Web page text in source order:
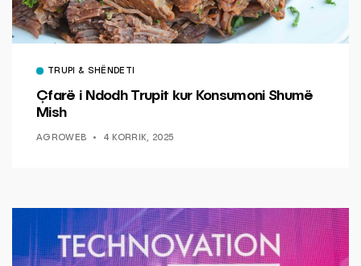
TRUPI & SHËNDETI
Çfarë i Ndodh Trupit kur Konsumoni Shumë
Mish
AGROWEB 4 KORRIK, 2025